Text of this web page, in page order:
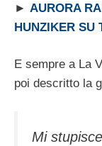
► AURORA
HUNZIKER SU
E sempre a La
poi descritto la
Mi